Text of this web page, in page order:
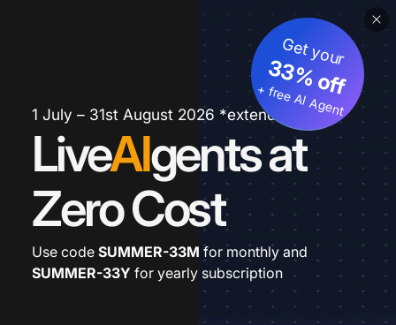
1 July – 31st August 2026 *extended
LiveAIgents at
Zero Cost
Get your
33% off
+ free AI Agent
Use code SUMMER-33M for monthly and
SUMMER-33Y for yearly subscription